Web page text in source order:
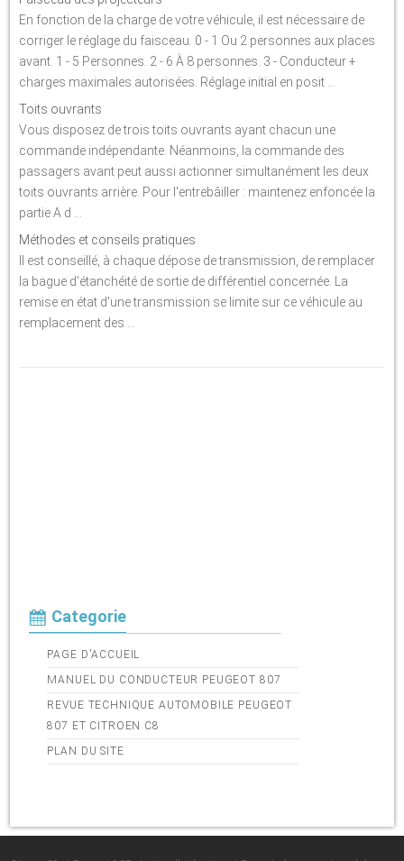
En fonction de la charge de votre véhicule, il est nécessaire de
corriger le réglage du faisceau. 0 - 1 Ou 2 personnes aux places
avant. 1 - 5 Personnes. 2 - 6 À 8 personnes. 3 - Conducteur +
charges maximales autorisées. Réglage initial en posit ...
Toits ouvrants
Vous disposez de trois toits ouvrants ayant chacun une
commande indépendante. Néanmoins, la commande des
passagers avant peut aussi actionner simultanément les deux
toits ouvrants arrière. Pour l'entrebâiller : maintenez enfoncée la
partie A d ...
Méthodes et conseils pratiques
Il est conseillé, à chaque dépose de transmission, de remplacer
la bague d'étanchéité de sortie de différentiel concernée. La
remise en état d'une transmission se limite sur ce véhicule au
remplacement des ...
Categorie
PAGE D'ACCUEIL
MANUEL DU CONDUCTEUR PEUGEOT 807
REVUE TECHNIQUE AUTOMOBILE PEUGEOT
807 ET CITROEN C8
PLAN DU SITE